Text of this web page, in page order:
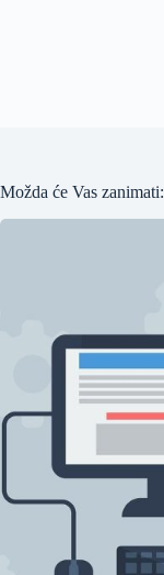
Možda će Vas zanimati: